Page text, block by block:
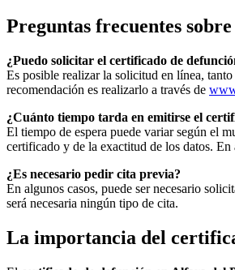
Preguntas frecuentes
¿Puedo solicitar el certificado de
Es posible realizar la solicitud en línea,
recomendación es realizarlo a través de
¿Cuánto tiempo tarda en emitirse el
El tiempo de espera puede variar según el
certificado y de la exactitud de los datos.
¿Es necesario pedir cita previa?
En algunos casos, puede ser necesario
será necesaria ningún tipo de cita.
La importancia del